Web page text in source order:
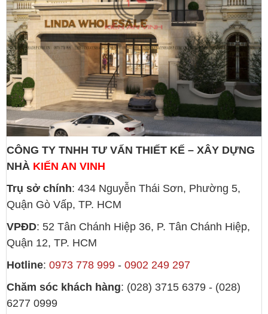
CÔNG TY TNHH TƯ VẤN THIẾT KẾ – XÂY DỰNG
NHÀ KIẾN AN VINH
Trụ sở chính: 434 Nguyễn Thái Sơn, Phường 5,
Quận Gò Vấp, TP. HCM
VPĐD: 52 Tân Chánh Hiệp 36, P. Tân Chánh Hiệp,
Quận 12, TP. HCM
Hotline: 0973 778 999 - 0902 249 297
Chăm sóc khách hàng: (028) 3715 6379 - (028)
6277 0999